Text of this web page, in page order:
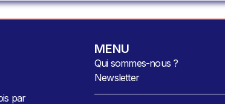
par
MENU
Qui sommes-nous ?
Newsletter